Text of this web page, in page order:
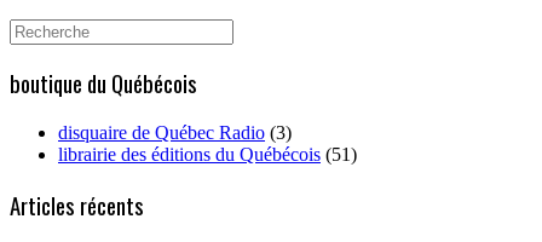
Search
for:
boutique du Québécois
disquaire de Québec Radio (3)
librairie des éditions du Québécois (51)
Articles récents